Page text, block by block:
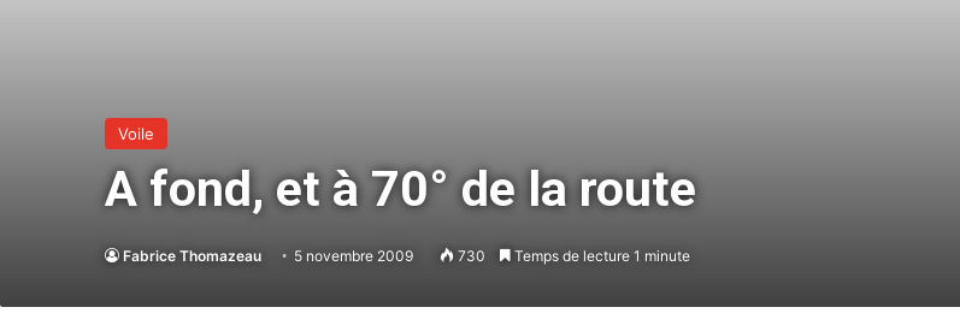
Voile
A fond, et à 70° de la route
Fabrice Thomazeau 5 novembre 2009 730 Temps de lecture 1 minute